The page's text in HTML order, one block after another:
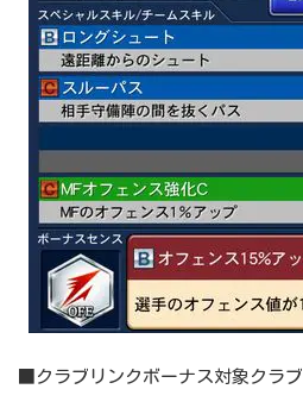
■クラブリンクボーナス対象クラブ